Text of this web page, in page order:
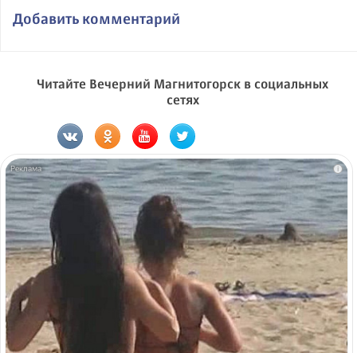
Добавить комментарий
Читайте Вечерний Магнитогорск в социальных
сетях
i